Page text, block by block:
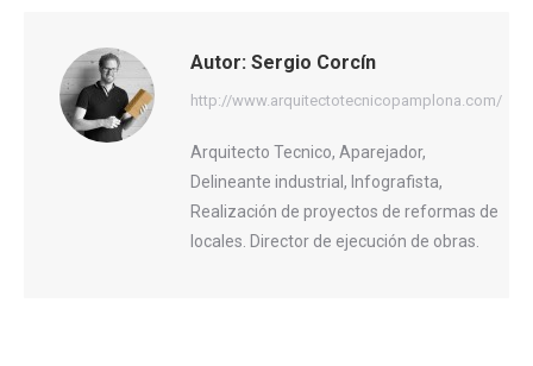
Autor: Sergio Corcín
http://www.arquitectotecnicopamplona.com/
Arquitecto Tecnico, Aparejador,
Delineante industrial, Infografista,
Realización de proyectos de reformas de
locales. Director de ejecución de obras.